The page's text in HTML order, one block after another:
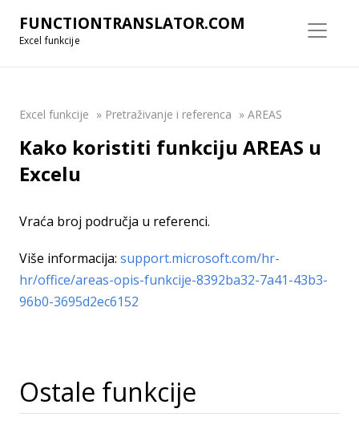
FUNCTIONTRANSLATOR.COM
Excel funkcije
Excel funkcije » Pretraživanje i referenca » AREAS
Kako koristiti funkciju AREAS u
Excelu
Vraća broj područja u referenci.
Više informacija: support.microsoft.com/hr-
hr/office/areas-opis-funkcije-8392ba32-7a41-43b3-
96b0-3695d2ec6152
Ostale funkcije